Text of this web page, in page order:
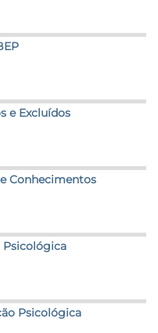
e Excluídos
Conhecimentos
Psicológica
Psicológica